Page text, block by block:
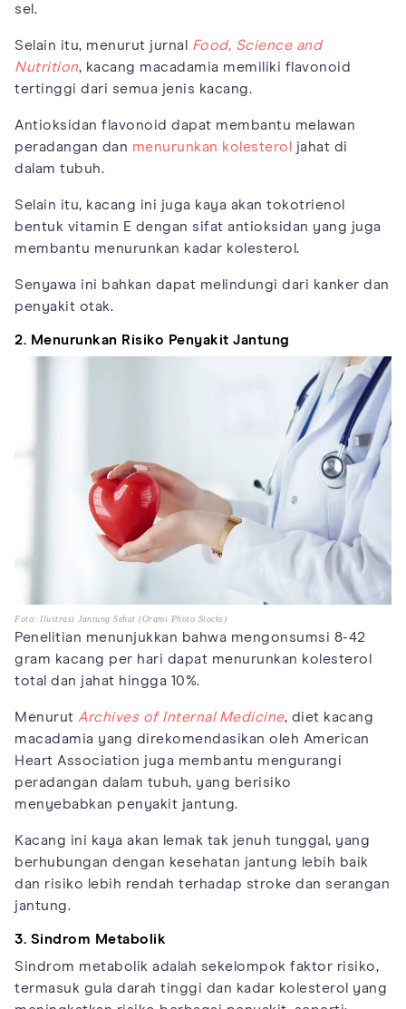
sel.
Selain itu, menurut jurnal Food, Science and
Nutrition, kacang macadamia memiliki flavonoid
tertinggi dari semua jenis kacang.
Antioksidan flavonoid dapat membantu melawan
peradangan dan menurunkan kolesterol jahat di
dalam tubuh.
Selain itu, kacang ini juga kaya akan tokotrienol
bentuk vitamin E dengan sifat antioksidan yang juga
membantu menurunkan kadar kolesterol.
Senyawa ini bahkan dapat melindungi dari kanker dan
penyakit otak.
2. Menurunkan Risiko Penyakit Jantung
Foto: Ilustrasi Jantung Sehat (Orami Photo Stocks)
Penelitian menunjukkan bahwa mengonsumsi 8-42
gram kacang per hari dapat menurunkan kolesterol
total dan jahat hingga 10%.
Menurut Archives of Internal Medicine, diet kacang
macadamia yang direkomendasikan oleh American
Heart Association juga membantu mengurangi
peradangan dalam tubuh, yang berisiko
menyebabkan penyakit jantung.
Kacang ini kaya akan lemak tak jenuh tunggal, yang
berhubungan dengan kesehatan jantung lebih baik
dan risiko lebih rendah terhadap stroke dan serangan
jantung.
3. Sindrom Metabolik
Sindrom metabolik adalah sekelompok faktor risiko,
termasuk gula darah tinggi dan kadar kolesterol yang